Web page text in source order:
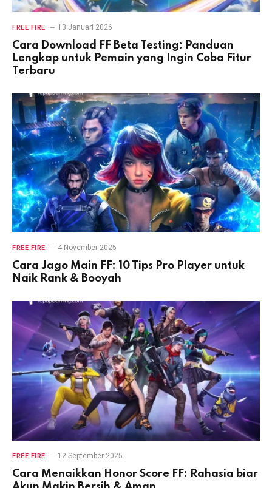
FREE FIRE 13 Januari 2026
Cara Download FF Beta Testing: Panduan
Lengkap untuk Pemain yang Ingin Coba Fitur
Terbaru
FREE FIRE 4 November 2025
Cara Jago Main FF: 10 Tips Pro Player untuk
Naik Rank & Booyah
FREE FIRE 12 September 2025
Cara Menaikkan Honor Score FF: Rahasia biar